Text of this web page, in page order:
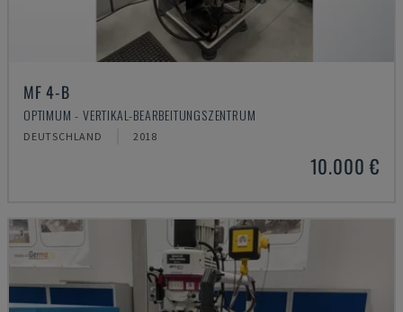
MF 4-B
OPTIMUM - VERTIKAL-BEARBEITUNGSZENTRUM
DEUTSCHLAND 2018
10.000 €